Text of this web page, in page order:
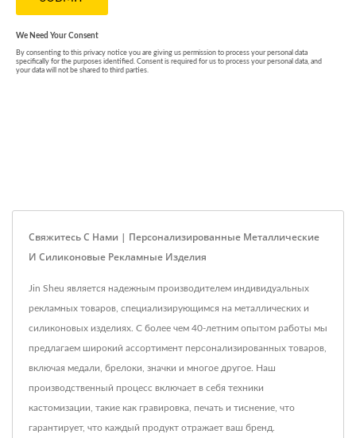
Свяжитесь С Нами | Персонализированные Металлические
И Силиконовые Рекламные Изделия
Jin Sheu является надежным производителем индивидуальных
рекламных товаров, специализирующимся на металлических и
силиконовых изделиях. С более чем 40-летним опытом работы мы
предлагаем широкий ассортимент персонализированных товаров,
включая медали, брелоки, значки и многое другое. Наш
производственный процесс включает в себя техники
кастомизации, такие как гравировка, печать и тиснение, что
гарантирует, что каждый продукт отражает ваш бренд.